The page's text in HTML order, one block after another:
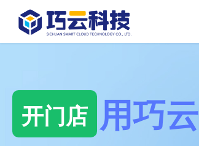
开门店 用巧云